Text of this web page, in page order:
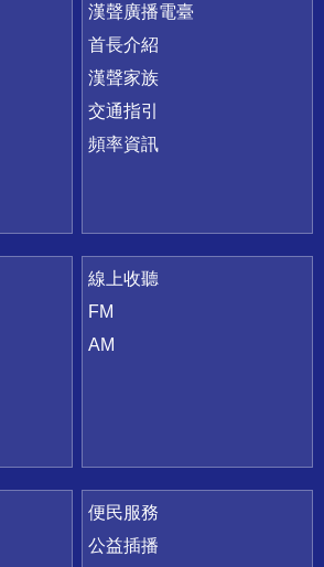
漢聲廣播電臺
首長介紹
漢聲家族
交通指引
頻率資訊
線上收聽
FM
AM
便民服務
公益插播